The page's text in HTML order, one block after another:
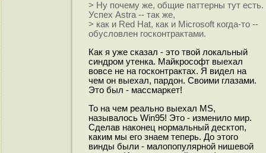
> Ну почему же, общие паттерны тут есть.
Успех Astra -- так же,
> как и Red Hat, как и Microsoft когда-то --
обусловлен госконтрактами.
Как я уже сказал - это твой локальный
синдром утенка. Майкрософт выехал
вовсе не на госконтрактах. Я видел на
чем он выехал, пардон. Своими глазами.
Это был - массмаркет!
То на чем реально выехал MS,
называлось Win95! Это - изменило мир.
Сделав наконец нормальный десктоп,
каким мы его знаем теперь. До этого
винды были - малопопулярной нишевой